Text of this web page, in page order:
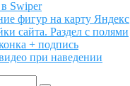
Swiper
фигур на карту Яндекс
сайта. Раздел с полями
+ подпись
при наведении